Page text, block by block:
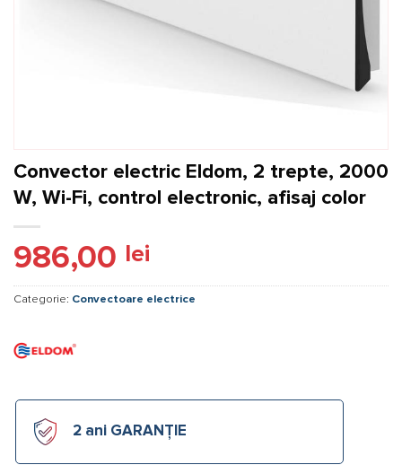
Convector electric Eldom, 2 trepte, 2000
W, Wi-Fi, control electronic, afisaj color
986,00 lei
Categorie: Convectoare electrice
2 ani GARANȚIE